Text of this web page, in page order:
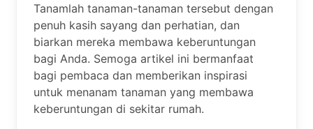
Tanamlah tanaman-tanaman tersebut dengan
penuh kasih sayang dan perhatian, dan
biarkan mereka membawa keberuntungan
bagi Anda. Semoga artikel ini bermanfaat
bagi pembaca dan memberikan inspirasi
untuk menanam tanaman yang membawa
keberuntungan di sekitar rumah.